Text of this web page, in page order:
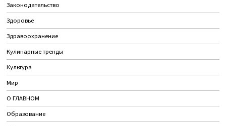
Законодательство
Здоровье
Здравоохранение
Кулинарные тренды
Культура
Мир
О ГЛАВНОМ
Образование